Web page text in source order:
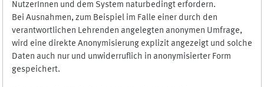
NutzerInnen und dem System naturbedingt erfordern.
Bei Ausnahmen, zum Beispiel im Falle einer durch den
verantwortlichen Lehrenden angelegten anonymen Umfrage,
wird eine direkte Anonymisierung explizit angezeigt und solche
Daten auch nur und unwiderruflich in anonymisierter Form
gespeichert.